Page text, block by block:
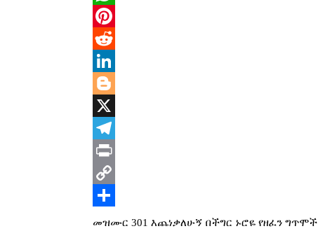
WhatsApp
Pinterest
Reddit
LinkedIn
Blogger
X
Telegram
Print
Copy
መዝሙር 301 እጨነቃለሁኝ በችግር ኑሮዬ የዘፈን ግጥሞች